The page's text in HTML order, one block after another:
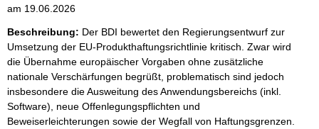
am 19.06.2026
Beschreibung: Der BDI bewertet den Regierungsentwurf zur
Umsetzung der EU-Produkthaftungsrichtlinie kritisch. Zwar wird
die Übernahme europäischer Vorgaben ohne zusätzliche
nationale Verschärfungen begrüßt, problematisch sind jedoch
insbesondere die Ausweitung des Anwendungsbereichs (inkl.
Software), neue Offenlegungspflichten und
Beweiserleichterungen sowie der Wegfall von Haftungsgrenzen.